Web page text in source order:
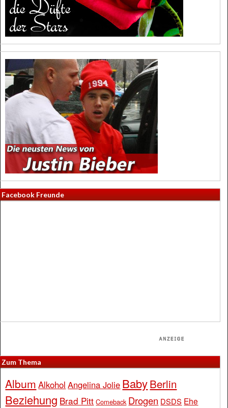
Facebook Freunde
Zum Thema
Album Alkohol Angelina Jolie BabyBerlin
Beziehung Brad Pitt Comeback Drogen DSDS Ehe